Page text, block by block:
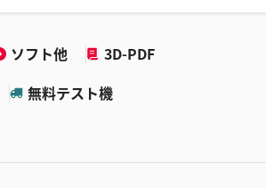
ソフト他
3D-PDF
無料テスト機